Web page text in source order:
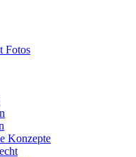
Fotos
Konzepte